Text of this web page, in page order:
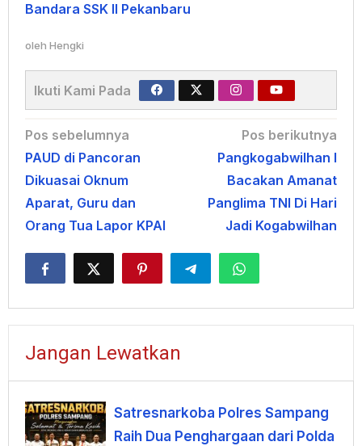
Bandara SSK II Pekanbaru
oleh Hengki
Ikuti Kami Pada
Navigasi
pos
Pos sebelumnya
PAUD di Pancoran
Dikuasai Oknum
Aparat, Guru dan
Orang Tua Lapor KPAI
Pos berikutnya
Pangkogabwilhan I
Bacakan Amanat
Panglima TNI Di Hari
Jadi Kogabwilhan
Jangan Lewatkan
Satresnarkoba Polres Sampang
Raih Dua Penghargaan dari Polda